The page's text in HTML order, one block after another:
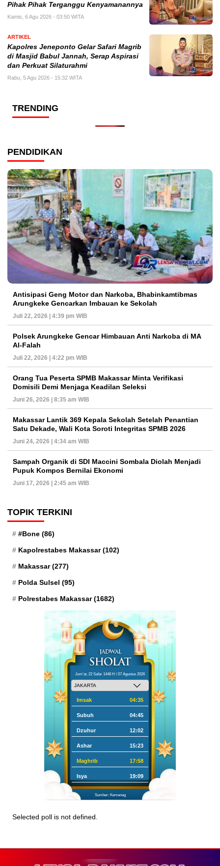
Pihak Pihak Terganggu Kenyamanannya
Kamis, 6 Agu 2026 - 03:50 WITA
ARTIKEL
Kapolres Jeneponto Gelar Safari Magrib
di Masjid Babul Jannah, Serap Aspirasi
dan Perkuat Silaturahmi
Rabu, 5 Agu 2026 - 15:32 WITA
TRENDING
PENDIDIKAN
Antisipasi Geng Motor dan Narkoba, Bhabinkamtibmas
Arungkeke Gencarkan Imbauan ke Sekolah
Juli 22, 2026 | 4:39 pm WIB
Polsek Arungkeke Gencar Himbauan Anti Narkoba di MA
Al-Falah
Juli 22, 2026 | 4:22 pm WIB
Orang Tua Peserta SPMB Makassar Minta Verifikasi
Domisili Demi Menjaga Keadilan Seleksi
Juni 26, 2026 | 8:35 am WIB
Makassar Lantik 369 Kepala Sekolah Setelah Penantian
Satu Dekade, Wali Kota Soroti Integritas SPMB 2026
Juni 24, 2026 | 4:34 am WIB
Sampah Organik di SDI Maccini Sombala Diolah Menjadi
Pupuk Kompos Bernilai Ekonomi
Juni 17, 2026 | 2:45 am WIB
TOPIK TERKINI
#Bone (86)
Kapolrestabes Makassar(102)
Makassar(277)
Polda Sulsel (95)
Polrestabes Makassar(1682)
Jum'at, 22 Safar 1448 H / 07 Agustus 2026
Imsak 04:35
Subuh 04:45
Dzuhur 12:02
Ashar 15:23
Maghrib 17:58
Isya 19:09
Sumber: Kemenag
Selected poll is not defined.